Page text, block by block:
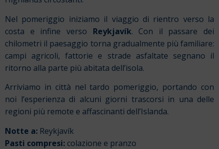
Nel pomeriggio iniziamo il viaggio di rientro verso la
costa e infine verso Reykjavík. Con il passare dei
chilometri il paesaggio torna gradualmente più familiare:
campi agricoli, fattorie e strade asfaltate segnano il
ritorno alla parte più abitata dell’isola.
Arriviamo in città nel tardo pomeriggio, portando con
noi l’esperienza di alcuni giorni trascorsi in una delle
regioni più remote e affascinanti dell’Islanda.
Notte a: Reykjavík
Pasti compresi: colazione e pranzo